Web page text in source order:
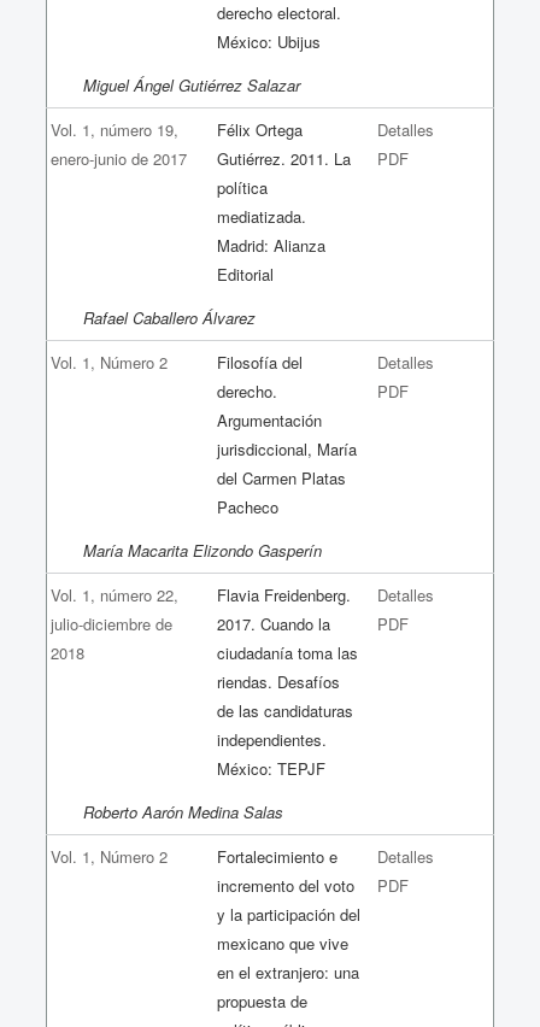
derecho electoral.
México: Ubijus
Miguel Ángel Gutiérrez Salazar
Vol. 1, número 19,
enero-junio de 2017
Félix Ortega
Gutiérrez. 2011. La
política
mediatizada.
Madrid: Alianza
Editorial
Detalles
PDF
Rafael Caballero Álvarez
Vol. 1, Número 2
Filosofía del
derecho.
Argumentación
jurisdiccional, María
del Carmen Platas
Pacheco
Detalles
PDF
María Macarita Elizondo Gasperín
Vol. 1, número 22,
julio-diciembre de
2018
Flavia Freidenberg.
2017. Cuando la
ciudadanía toma las
riendas. Desafíos
de las candidaturas
independientes.
México: TEPJF
Detalles
PDF
Roberto Aarón Medina Salas
Vol. 1, Número 2
Fortalecimiento e
incremento del voto
y la participación del
mexicano que vive
en el extranjero: una
propuesta de
Detalles
PDF